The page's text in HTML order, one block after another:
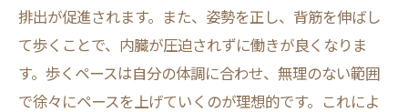
排出が促進されます。また、姿勢を正し、背筋を伸ばし
て歩くことで、内臓が圧迫されずに働きが良くなりま
す。歩くペースは自分の体調に合わせ、無理のない範囲
で徐々にペースを上げていくのが理想的です。これによ